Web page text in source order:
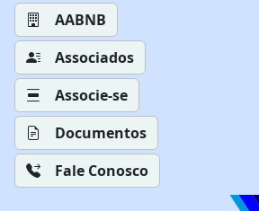
AABNB
Associados
Associe-se
Documentos
Fale Conosco